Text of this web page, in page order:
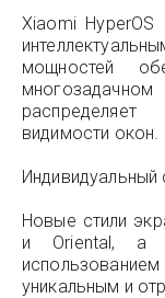
Xiaomi
мощностей
видимости окон.
Индивидуальный
Новые стили
и Oriental, а
уникальным и